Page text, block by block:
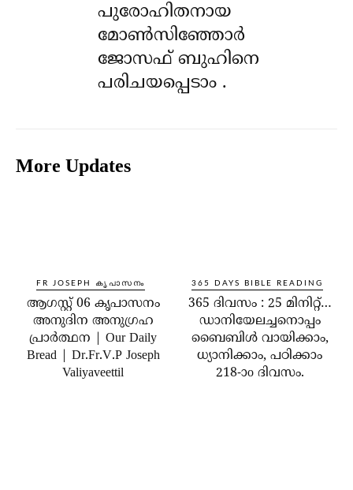
പുരോഹിതനായ
മോൺസിഞ്ഞോർ
ജോസഫ് ബുഹിനെ
പരിചയപ്പെടാം .
More Updates
FR JOSEPH കൃപാസനം
ആഗസ്റ്റ് 06 കൃപാസനം
അനുദിന അനുഗ്രഹ
പ്രാർത്ഥന | Our Daily
Bread | Dr.Fr.V.P Joseph
Valiyaveettil
365 DAYS BIBLE READING
365 ദിവസം : 25 മിനിറ്റ്…
ഡാനിയേലച്ചനൊപ്പം
ബൈബിൾ വായിക്കാം,
ധ്യാനിക്കാം, പഠിക്കാം
218-ാo ദിവസം.